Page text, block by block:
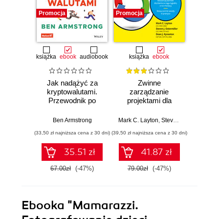
Promocja
książka ebook audiobook
Jak nadążyć za
kryptowalutami.
Przewodnik po
cyfrowej ekonomii
Ben Armstrong
(33,50 zł najniższa cena z 30 dni)
35.51 zł
67.00zł (-47%)
Promocja
książka ebook
Zwinne
zarządzanie
projektami dla
Wydanie III
Mark C. Layton Steven J. Ostermiller
(39,50 zł najniższa cena z 30 dni)
41.87 zł
79.00zł (-47%)
Ebooka "Mamarazzi.